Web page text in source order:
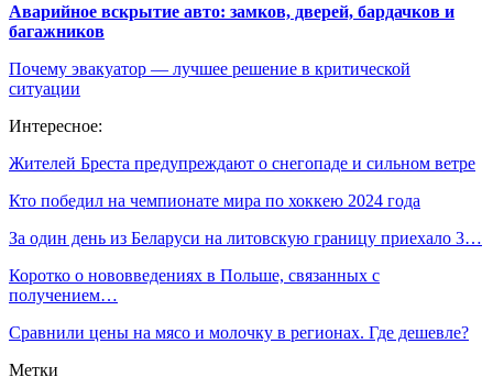
Аварийное вскрытие авто: замков, дверей, бардачков и
багажников
Почему эвакуатор — лучшее решение в критической
ситуации
Интересное:
Жителей Бреста предупреждают о снегопаде и сильном ветре
Кто победил на чемпионате мира по хоккею 2024 года
За один день из Беларуси на литовскую границу приехало 3…
Коротко о нововведениях в Польше, связанных с
получением…
Сравнили цены на мясо и молочку в регионах. Где дешевле?
Метки